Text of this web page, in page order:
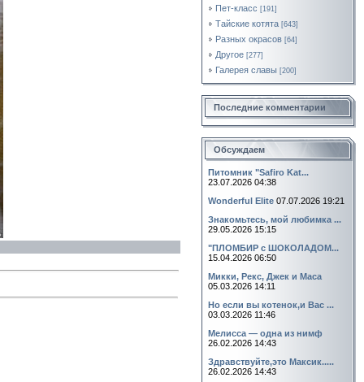
Пет-класс [191]
Тайские котята [643]
Разных окрасов [64]
Другое [277]
Галерея славы [200]
Последние комментарии
Обсуждаем
Питомник "Safiro Kat...
23.07.2026 04:38
Wonderful Elite 07.07.2026 19:21
Знакомьтесь, мой любимка ...
29.05.2026 15:15
"ПЛОМБИР с ШОКОЛАДОМ...
15.04.2026 06:50
Микки, Рекс, Джек и Маса
05.03.2026 14:11
Но если вы котенок,и Вас ...
03.03.2026 11:46
Мелисса — одна из нимф
26.02.2026 14:43
Здравствуйте,это Максик.....
26.02.2026 14:43